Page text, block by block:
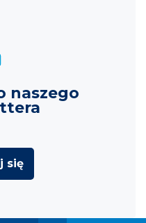
naszego
się